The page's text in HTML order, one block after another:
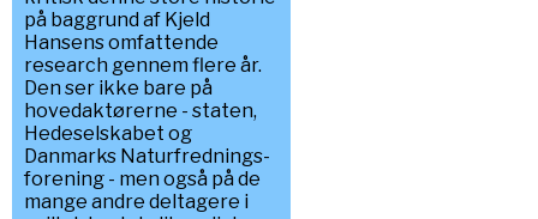
på baggrund af Kjeld
Hansens omfattende
research gennem flere år.
Den ser ikke bare på
hovedaktørerne - staten,
Hedeselskabet og
Danmarks Naturfrednings-
forening - men også på de
mange andre deltagere i